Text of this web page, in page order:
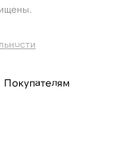
Покупателям